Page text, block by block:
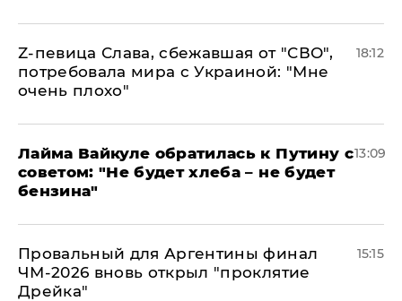
Z-певица Слава, сбежавшая от "СВО",
потребовала мира с Украиной: "Мне
очень плохо"
18:12
Лайма Вайкуле обратилась к Путину с
советом: "Не будет хлеба – не будет
бензина"
13:09
Провальный для Аргентины финал
ЧМ-2026 вновь открыл "проклятие
Дрейка"
15:15